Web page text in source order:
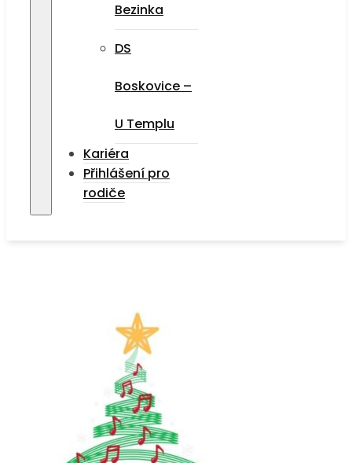
Bezinka
DS
Boskovice –
U Templu
Kariéra
Přihlášení pro
rodiče